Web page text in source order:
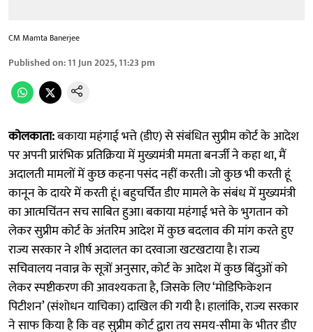
CM Mamta Banerjee
Published on:11 Jun 2025, 11:23 pm
कोलकाता:बकाया महंगाई भत्ते (डीए) से संबंधित सुप्रीम कोर्ट के आदेश
पर अपनी प्रारंभिक प्रतिक्रिया में मुख्यमंत्री ममता बनर्जी ने कहा था, मैं
अदालती मामलों में कुछ कहना पसंद नहीं करती। जो कुछ भी करती हूं
कानून के दायरे में करती हूं। बहुचर्चित डीए मामले के संबंध में मुख्यमंत्री
का आत्मचिंतन सच साबित हुआ। बकाया महंगाई भत्ते के भुगतान को
लेकर सुप्रीम कोर्ट के अंतरिम आदेश में कुछ बदलाव की मांग करते हुए
राज्य सरकार ने शीर्ष अदालत का दरवाजा खटखटाया है। राज्य
सचिवालय नवान्न के सूत्रों अनुसार, कोर्ट के आदेश में कुछ बिंदुओं को
लेकर स्पष्टीकरण की आवश्यकता है, जिसके लिए ‘मोडिफिकेशन
पिटीशन’ (संशोधन याचिका) दाखिल की गयी है। हालांकि, राज्य सरकार
ने साफ किया है कि वह सुप्रीम कोर्ट द्वारा तय समय-सीमा के भीतर डीए